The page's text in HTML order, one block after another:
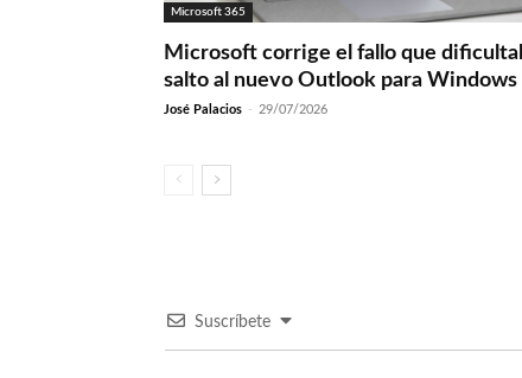
Microsoft 365
Microsoft corrige el fallo que
salto al nuevo Outlook para Windows
José Palacios - 29/07/2026
Suscríbete